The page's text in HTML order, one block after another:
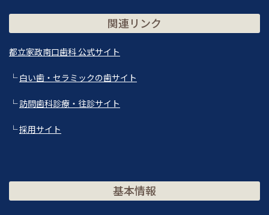
関連リンク
都立家政南口歯科 公式サイト
└白い歯・セラミックの歯サイト
└訪問歯科診療・往診サイト
└採用サイト
基本情報